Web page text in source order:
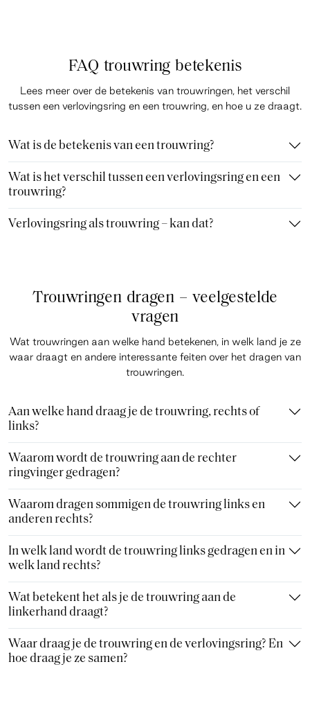
FAQ trouwring betekenis
Lees meer over de betekenis van trouwringen, het verschil
tussen een verlovingsring en een trouwring, en hoe u ze draagt.
Wat is de betekenis van een trouwring?
Wat is het verschil tussen een verlovingsring en een
trouwring?
Verlovingsring als trouwring – kan dat?
Trouwringen dragen – veelgestelde
vragen
Wat trouwringen aan welke hand betekenen, in welk land je ze
waar draagt en andere interessante feiten over het dragen van
trouwringen.
Aan welke hand draag je de trouwring, rechts of
links?
Waarom wordt de trouwring aan de rechter
ringvinger gedragen?
Waarom dragen sommigen de trouwring links en
anderen rechts?
In welk land wordt de trouwring links gedragen en in
welk land rechts?
Wat betekent het als je de trouwring aan de
linkerhand draagt?
Waar draag je de trouwring en de verlovingsring? En
hoe draag je ze samen?